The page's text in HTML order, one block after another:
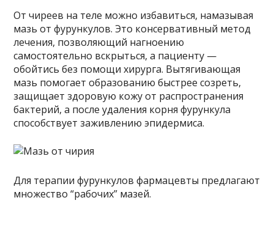
От чиреев на теле можно избавиться, намазывая
мазь от фурункулов. Это консервативный метод
лечения, позволяющий нагноению
самостоятельно вскрыться, а пациенту —
обойтись без помощи хирурга. Вытягивающая
мазь помогает образованию быстрее созреть,
защищает здоровую кожу от распространения
бактерий, а после удаления корня фурункула
способствует заживлению эпидермиса.
Для терапии фурункулов фармацевты предлагают
множество “рабочих” мазей.